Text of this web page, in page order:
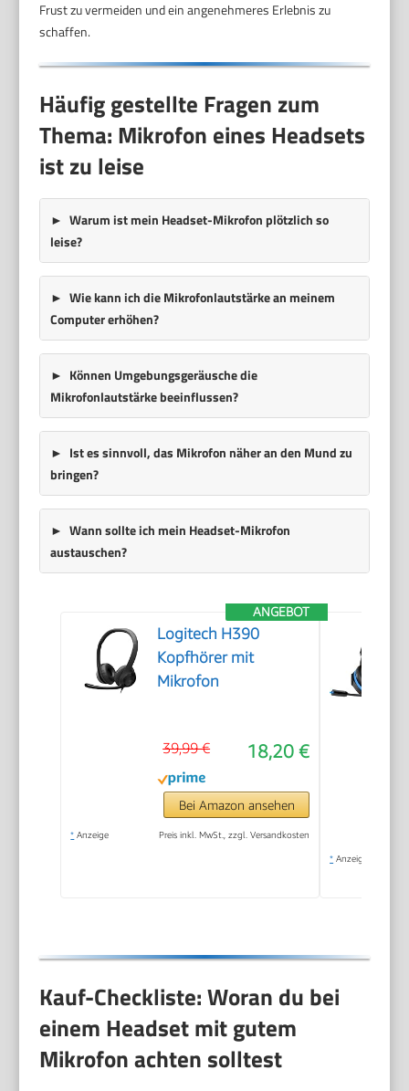
Frust zu vermeiden und ein angenehmeres Erlebnis zu
schaffen.
Häufig gestellte Fragen zum
Thema: Mikrofon eines Headsets
ist zu leise
Warum ist mein Headset-Mikrofon plötzlich so
leise?
Wie kann ich die Mikrofonlautstärke an meinem
Computer erhöhen?
Können Umgebungsgeräusche die
Mikrofonlautstärke beeinflussen?
Ist es sinnvoll, das Mikrofon näher an den Mund zu
bringen?
Wann sollte ich mein Headset-Mikrofon
austauschen?
ANGEBOT
Logitech H390
Kopfhörer mit
Mikrofon
18,20 €
39,99 €
Bei Amazon ansehen
* Anzeige Preis inkl. MwSt., zzgl. Versandkosten
* Anzeige
Kauf-Checkliste: Woran du bei
einem Headset mit gutem
Mikrofon achten solltest